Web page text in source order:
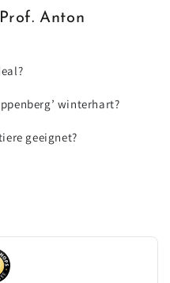
Anton
winterhart?
geeignet?